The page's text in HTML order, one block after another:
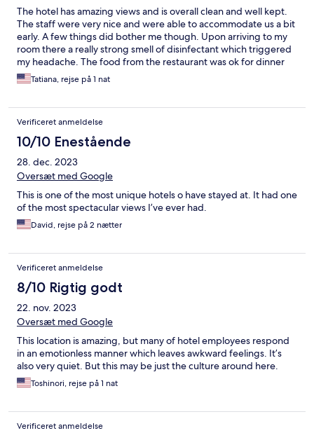
The hotel has amazing views and is overall clean and well kept.
The staff were very nice and were able to accommodate us a bit
early. A few things did bother me though. Upon arriving to my
room there a really strong smell of disinfectant which triggered
my headache. The food from the restaurant was ok for dinner
(we had the burger with fries, chicken tenders, and chilli) . The
free breakfast buffet was not good at all. The eggs were
anything healthier to eat besides light and fit yogurt. Everything
served in paper plates, disposable silverware and styrofoam
cups.
Tatiana, rejse på 1 nat
Verificeret anmeldelse
10/10 Enestående
28. dec. 2023
Oversæt med Google
This is one of the most unique hotels o have stayed at. It had one
of the most spectacular views I’ve ever had.
David, rejse på 2 nætter
Verificeret anmeldelse
8/10 Rigtig godt
22. nov. 2023
Oversæt med Google
This location is amazing, but many of hotel employees respond
in an emotionless manner which leaves awkward feelings. It’s
also very quiet. But this may be just the culture around here.
Toshinori, rejse på 1 nat
Verificeret anmeldelse